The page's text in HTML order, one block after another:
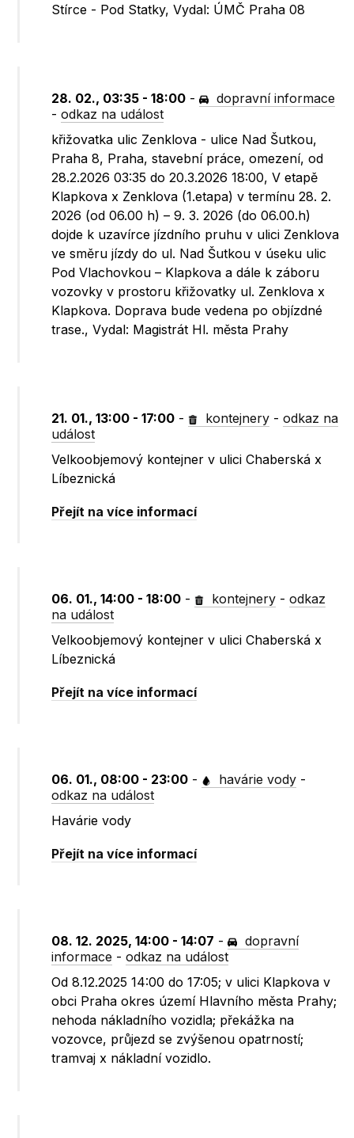
Stírce - Pod Statky, Vydal: ÚMČ Praha 08
28. 02., 03:35 - 18:00 -
dopravní informace
-odkaz na událost
křižovatka ulic Zenklova - ulice Nad Šutkou,
Praha 8, Praha, stavební práce, omezení, od
28.2.2026 03:35 do 20.3.2026 18:00, V etapě
Klapkova x Zenklova (1.etapa) v termínu 28. 2.
2026 (od 06.00 h) – 9. 3. 2026 (do 06.00.h)
dojde k uzavírce jízdního pruhu v ulici Zenklova
ve směru jízdy do ul. Nad Šutkou v úseku ulic
Pod Vlachovkou – Klapkova a dále k záboru
vozovky v prostoru křižovatky ul. Zenklova x
Klapkova. Doprava bude vedena po objízdné
trase., Vydal: Magistrát Hl. města Prahy
21. 01., 13:00 - 17:00 - kontejnery -odkaz na
událost
Velkoobjemový kontejner v ulici Chaberská x
Líbeznická
Přejít na více informací
06. 01., 14:00 - 18:00 - kontejnery -odkaz
na událost
Velkoobjemový kontejner v ulici Chaberská x
Líbeznická
Přejít na více informací
06. 01., 08:00 - 23:00 - havárie vody -
odkaz na událost
Havárie vody
Přejít na více informací
08. 12. 2025, 14:00 - 14:07 -
dopravní
informace -odkaz na událost
Od 8.12.2025 14:00 do 17:05; v ulici Klapkova v
obci Praha okres území Hlavního města Prahy;
nehoda nákladního vozidla; překážka na
vozovce, průjezd se zvýšenou opatrností;
tramvaj x nákladní vozidlo.